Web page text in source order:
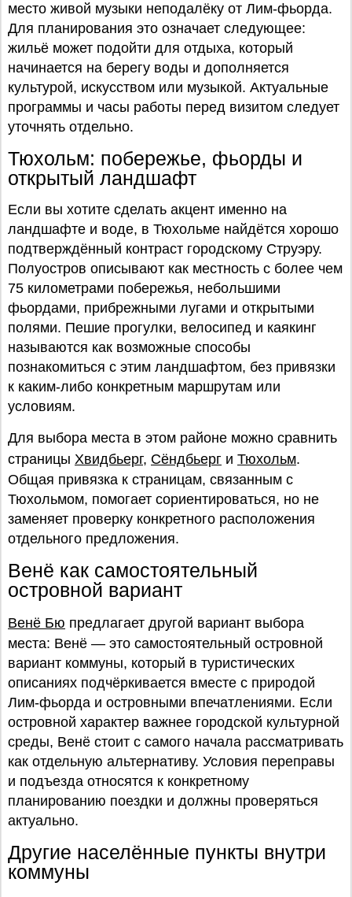
место живой музыки неподалёку от Лим-фьорда.
Для планирования это означает следующее:
жильё может подойти для отдыха, который
начинается на берегу воды и дополняется
культурой, искусством или музыкой. Актуальные
программы и часы работы перед визитом следует
уточнять отдельно.
Тюхольм: побережье, фьорды и
открытый ландшафт
Если вы хотите сделать акцент именно на
ландшафте и воде, в Тюхольме найдётся хорошо
подтверждённый контраст городскому Струэру.
Полуостров описывают как местность с более чем
75 километрами побережья, небольшими
фьордами, прибрежными лугами и открытыми
полями. Пешие прогулки, велосипед и каякинг
называются как возможные способы
познакомиться с этим ландшафтом, без привязки
к каким-либо конкретным маршрутам или
условиям.
Для выбора места в этом районе можно сравнить
страницы Хвидбьерг, Сёндбьерг и Тюхольм.
Общая привязка к страницам, связанным с
Тюхольмом, помогает сориентироваться, но не
заменяет проверку конкретного расположения
отдельного предложения.
Венё как самостоятельный
островной вариант
Венё Бю предлагает другой вариант выбора
места: Венё — это самостоятельный островной
вариант коммуны, который в туристических
описаниях подчёркивается вместе с природой
Лим-фьорда и островными впечатлениями. Если
островной характер важнее городской культурной
среды, Венё стоит с самого начала рассматривать
как отдельную альтернативу. Условия переправы
и подъезда относятся к конкретному
планированию поездки и должны проверяться
актуально.
Другие населённые пункты внутри
коммуны